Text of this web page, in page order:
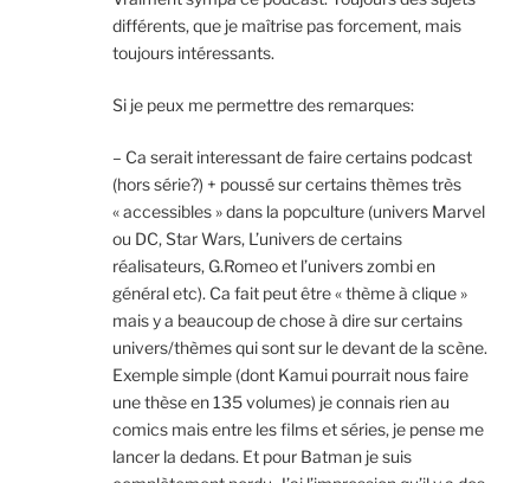
différents, que je maîtrise pas forcement, mais
toujours intéressants.
Si je peux me permettre des remarques:
– Ca serait interessant de faire certains podcast
(hors série?) + poussé sur certains thèmes très
« accessibles » dans la popculture (univers Marvel
ou DC, Star Wars, L’univers de certains
réalisateurs, G.Romeo et l’univers zombi en
général etc). Ca fait peut être « thème à clique »
mais y a beaucoup de chose à dire sur certains
univers/thèmes qui sont sur le devant de la scène.
Exemple simple (dont Kamui pourrait nous faire
une thèse en 135 volumes) je connais rien au
comics mais entre les films et séries, je pense me
lancer la dedans. Et pour Batman je suis